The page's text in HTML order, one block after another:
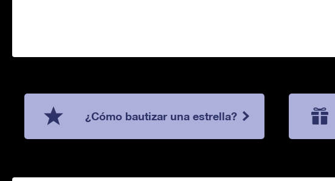
¿Cómo bautizar una estrella?